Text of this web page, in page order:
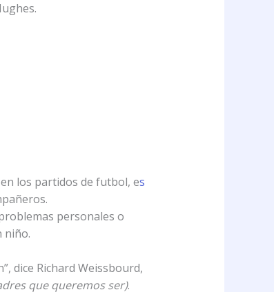
los partidos de futbol, es
personales o
niño.
dice Richard Weissbourd,
que queremos ser).